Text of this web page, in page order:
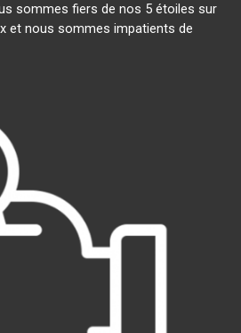
sommes fiers de nos 5 étoiles sur
et nous sommes impatients de